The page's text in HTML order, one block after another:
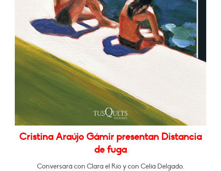
Cristina Araújo Gámir presentan Distancia
de fuga
Conversará con Clara el Río y con Celia Delgado.